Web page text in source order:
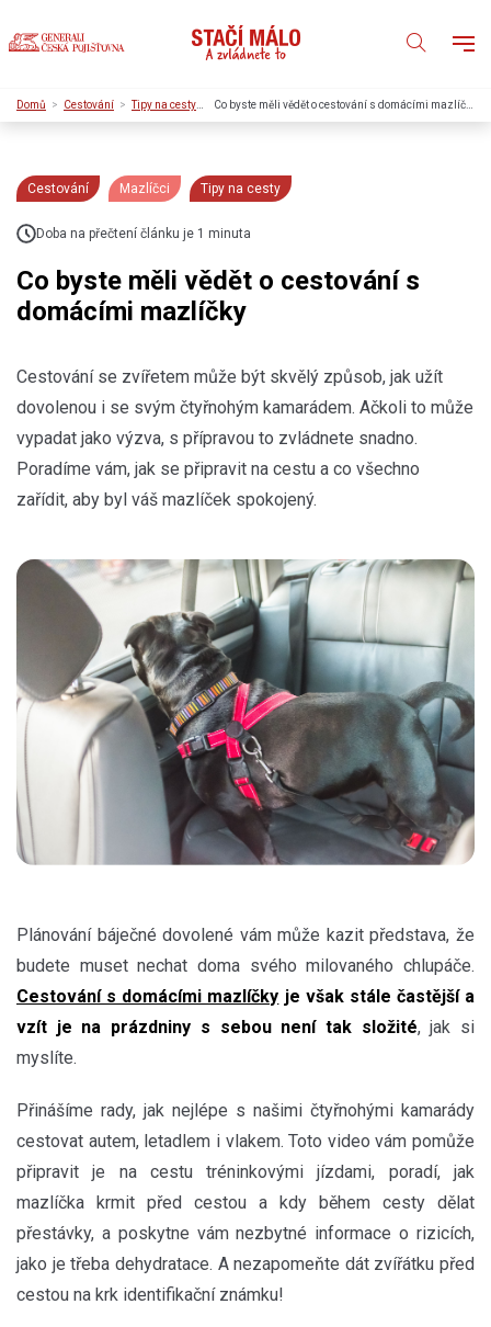
Domů Cestování Co byste měli vědět o cestování s domácími mazlíčky
Cestování Mazlíčci Tipy na cesty
Doba na přečtení článku je 1 minuta
Co byste měli vědět o cestování s
domácími mazlíčky
Cestování se zvířetem může být skvělý způsob, jak užít
dovolenou i se svým čtyřnohým kamarádem. Ačkoli to může
vypadat jako výzva, s přípravou to zvládnete snadno.
Poradíme vám, jak se připravit na cestu a co všechno
zařídit, aby byl váš mazlíček spokojený.
Plánování báječné dovolené vám může kazit představa, že
budete muset nechat doma svého milovaného chlupáče.
Cestování s domácími mazlíčky je však stále častější a
vzít je na prázdniny s sebou není tak složité, jak si
myslíte.
Přinášíme rady, jak nejlépe s našimi čtyřnohými kamarády
cestovat autem, letadlem i vlakem. Toto video vám pomůže
připravit je na cestu tréninkovými jízdami, poradí, jak
mazlíčka krmit před cestou a kdy během cesty dělat
přestávky, a poskytne vám nezbytné informace o rizicích,
jako je třeba dehydratace. A nezapomeňte dát zvířátku před
cestou na krk identifikační známku!